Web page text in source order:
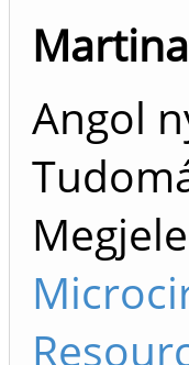
Angol